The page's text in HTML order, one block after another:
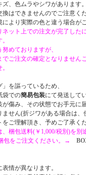
、色ムラやシワがあります。
はできませんのでご注意くだ
より実際の色と違う場合がご
ット上での注文が完了した
めておりますが、
ご注文の確定となりませんこ
を謳っているため、
袋での簡易包装にて発送して
傷み、その状態でお手元に
せん(折ジワがある場合は、
ご理解頂き、予めご了承く
梱包送料(￥1,000/税別)を別
包をご注文ください。→
情が異なります。